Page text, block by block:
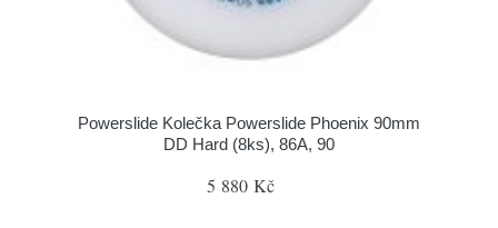
Powerslide Kolečka Powerslide Phoenix 90mm
DD Hard (8ks), 86A, 90
5 880 Kč